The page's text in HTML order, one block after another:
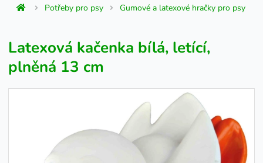
Potřeby pro psy Gumové a latexové hračky pro psy
Latexová kačenka bílá, letící,
plněná 13 cm